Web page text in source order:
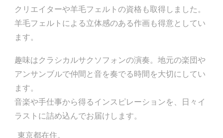
クリエイターや羊毛フェルトの資格も取得しました。
羊毛フェルトによる立体感のある作画も得意としてい
ます。
趣味はクラシカルサクソフォンの演奏。地元の楽団や
アンサンブルで仲間と音を奏でる時間を大切にしてい
ます。
音楽や手仕事から得るインスピレーションを、日々イ
ラストに詰め込んでお届けします。
東京都在住。